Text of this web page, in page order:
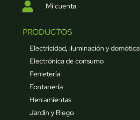
 Mi cuenta
PRODUCTOS
Electricidad, iluminación y domótica
Electrónica de consumo
Ferretería
Fontanería
Herramientas
Jardín y Riego